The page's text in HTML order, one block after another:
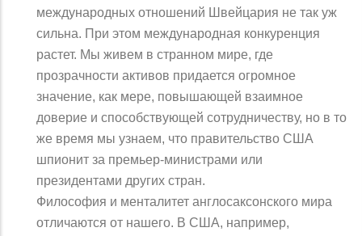
международных отношений Швейцария не так уж
сильна. При этом международная конкуренция
растет. Мы живем в странном мире, где
прозрачности активов придается огромное
значение, как мере, повышающей взаимное
доверие и способствующей сотрудничеству, но в то
же время мы узнаем, что правительство США
шпионит за премьер-министрами или
президентами других стран.
Философия и менталитет англосаксонского мира
отличаются от нашего. В США, например,